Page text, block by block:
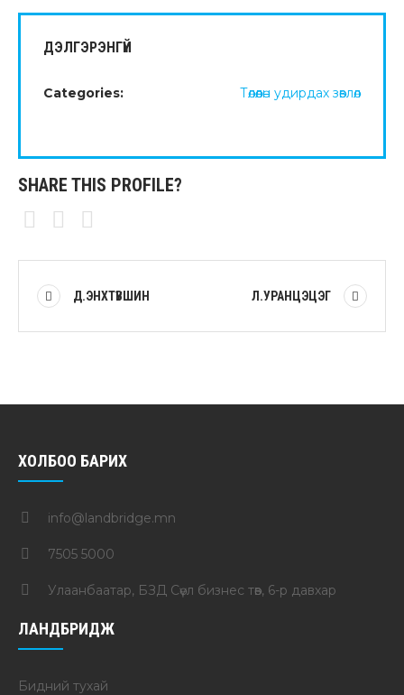
ДЭЛГЭРЭНГҮЙ
Categories: Төлөөлөн удирдах зөвлөл
SHARE THIS PROFILE?
Д.ЭНХТҮВШИН Л.УРАНЦЭЦЭГ
ХОЛБОО БАРИХ
info@landbridge.mn
7505 5000
Улаанбаатар, БЗД Сөүл бизнес төв, 6-р давхар
ЛАНДБРИДЖ
Бидний тухай